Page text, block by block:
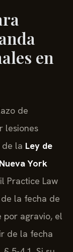
en
de
lesiones
de la Ley de
York
Practice Law
la fecha de
por agravio, el
de la fecha